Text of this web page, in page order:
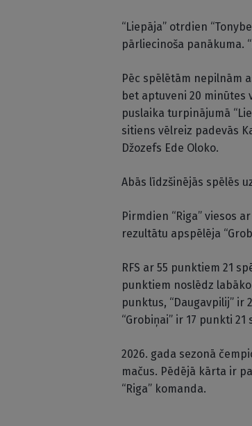
“Liepāja” otrdien
pārliecinoša panākuma.
Pēc spēlētām nepilnām
bet aptuveni 20 minūtes
puslaika turpinājumā
sitiens vēlreiz padevās
Džozefs Ede Oloko.
Abās līdzšinējās spēlēs
Pirmdien “Riga” viesos
rezultātu apspēlēja
RFS ar 55 punktiem 21
punktiem noslēdz labāko
punktus, “Daugavpilij” ir
“Grobiņai” ir 17 punkti
2026. gada sezonā
mačus. Pēdējā kārta ir
“Riga” komanda.